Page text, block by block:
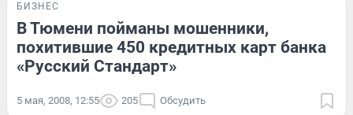
БИЗНЕС
В Тюмени пойманы мошенники,
похитившие 450 кредитных карт банка
«Русский Стандарт»
5 мая, 2008, 12:55 205 Обсудить